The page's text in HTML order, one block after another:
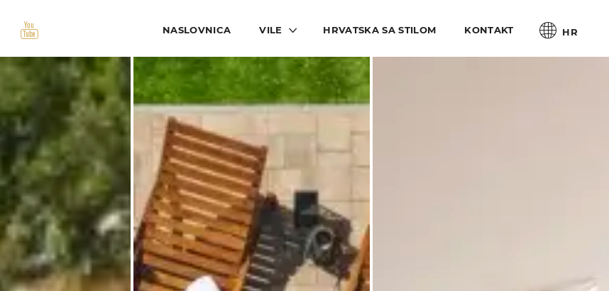
NASLOVNICA VILE HRVATSKA SA STILOM KONTAKT HR